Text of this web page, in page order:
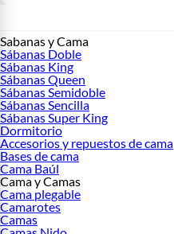
Sabanas y Cama
Sábanas Doble
Sábanas King
Sábanas Queen
Sábanas Semidoble
Sábanas Sencilla
Sábanas Super King
Dormitorio
Accesorios y repuestos de cama
Bases de cama
Cama Baúl
Cama y Camas
Cama plegable
Camarotes
Camas